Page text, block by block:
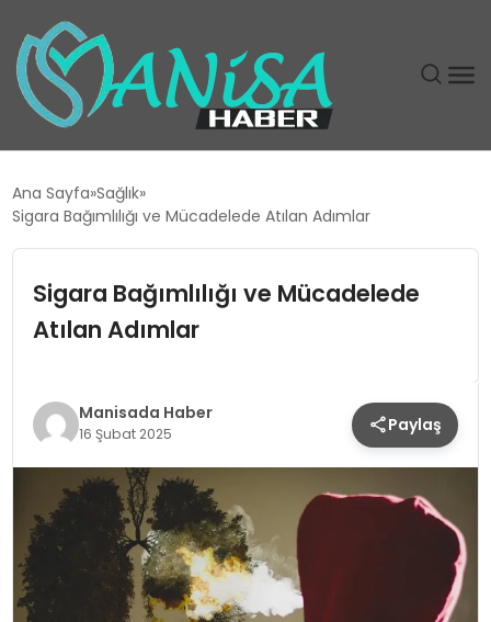
EKONOMI
MAGAZIN
SIYASET
SPOR
TEKNOLOJI
Ana Sayfa Sağlık
Sigara Bağımlılığı ve Mücadelede Atılan Adımlar
Sigara Bağımlılığı ve Mücadelede
Atılan Adımlar
Manisada Haber
16 Şubat 2025 Paylaş